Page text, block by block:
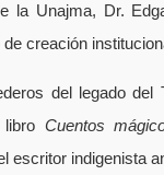
la Unajma, Dr.
creación
del legado
Cuentos
escritor indigenista